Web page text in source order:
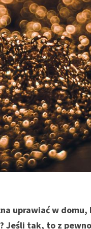
uprawiać w
Jeśli tak, to z